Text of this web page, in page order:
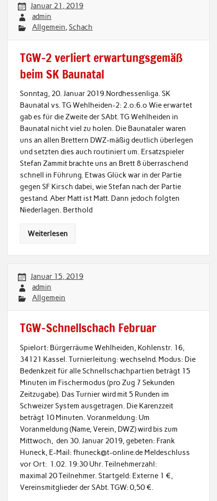
Januar 21, 2019
admin
Allgemein,Schach
TGW-2 verliert erwartungsgemäß
beim SK Baunatal
Sonntag, 20. Januar 2019.Nordhessenliga. SK
Baunatal vs. TG Wehlheiden-2: 2.o:6.o Wie erwartet
gab es für die Zweite der SAbt. TG Wehlheiden in
Baunatal nicht viel zu holen. Die Baunataler waren
uns an allen Brettern DWZ-mäßig deutlich überlegen
und setzten dies auch routiniert um. Ersatzspieler
Stefan Zammit brachte uns an Brett 8 überraschend
schnell in Führung. Etwas Glück war in der Partie
gegen SF Kirsch dabei, wie Stefan nach der Partie
gestand. Aber Matt ist Matt. Dann jedoch folgten
Niederlagen. Berthold
Weiterlesen
Januar 15, 2019
admin
Allgemein
TGW-Schnellschach Februar
Spielort: Bürgerräume Wehlheiden, Kohlenstr. 16,
34121 Kassel. Turnierleitung: wechselnd. Modus: Die
Bedenkzeit für alle Schnellschachpartien beträgt 15
Minuten im Fischermodus (pro Zug 7 Sekunden
Zeitzugabe). Das Turnier wird mit 5 Runden im
Schweizer System ausgetragen. Die Karenzzeit
beträgt 10 Minuten. Voranmeldung: Um
Voranmeldung (Name, Verein, DWZ) wird bis zum
Mittwoch, den 30. Januar 2019, gebeten: Frank
Huneck, E-Mail: fhuneck@t-online.de Meldeschluss
vor Ort: 1.02. 19:30 Uhr. Teilnehmerzahl:
maximal 20 Teilnehmer. Startgeld: Externe 1 €,
Vereinsmitglieder der SAbt. TGW: 0,50 €.